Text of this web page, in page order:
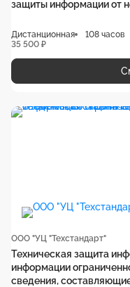
защиты информации от
Дистанционная
108 часов
35 500 ₽
ООО "УЦ "Техстандарт"
Техническая защита
информации
сведения,